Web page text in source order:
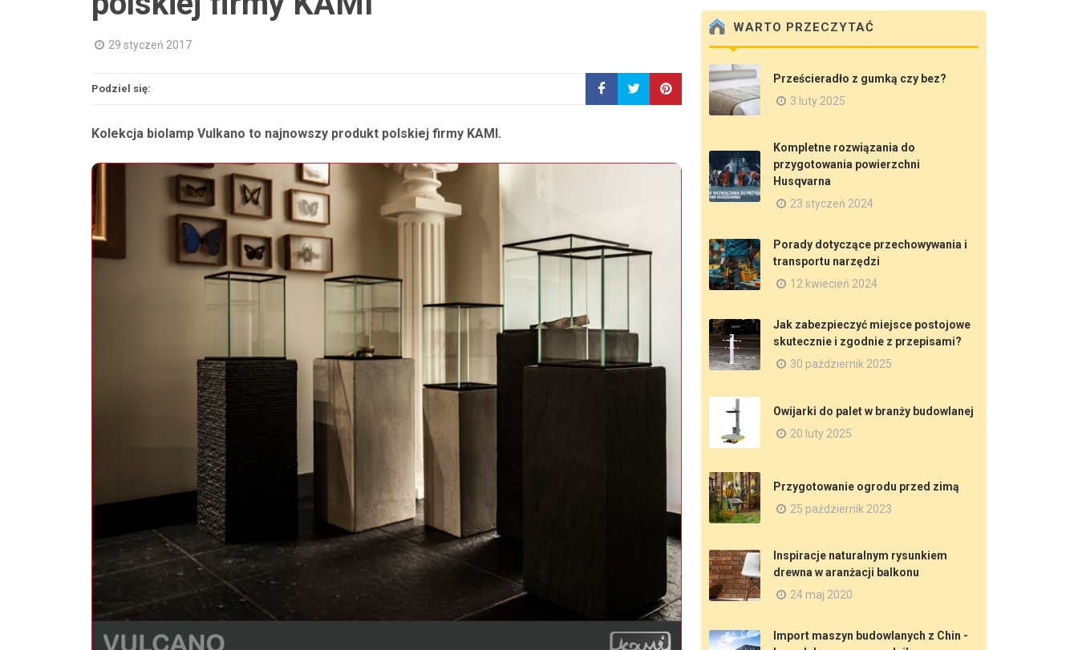
29 styczeń 2017
Podziel się:
Kolekcja biolamp Vulkano to najnowszy produkt polskiej firmy KAMI.
WARTO PRZECZYTAĆ
Prześcieradło z gumką czy bez?
3 luty 2025
Kompletne rozwiązania do
przygotowania powierzchni
Husqvarna
23 styczeń 2024
Porady dotyczące przechowywania i
transportu narzędzi
12 kwiecień 2024
Jak zabezpieczyć miejsce postojowe
skutecznie i zgodnie z przepisami?
30 październik 2025
Owijarki do palet w branży budowlanej
20 luty 2025
Przygotowanie ogrodu przed zimą
25 październik 2023
Inspiracje naturalnym rysunkiem
drewna w aranżacji balkonu
24 maj 2020
Import maszyn budowlanych z Chin -